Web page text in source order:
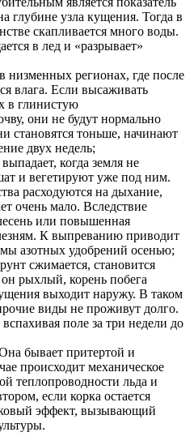
глубине узла кущения. Тогда в
скапливается много воды.
в лед и «разрывает»
низменных регионах, где после
влага. Если высаживать
в глинистую
они не будут нормально
становятся тоньше, начинают
двух недель;
когда земля не
и вегетируют уже под ним.
расходуются на дыхание,
очень мало. Вследствие
или повышенная
К выпреванию приводит
азотных удобрений осенью;
сжимается, становится
рыхлый, корень побега
выходит наружу. В таком
виды не проживут долго.
поле за три недели до
бывает притертой и
происходит механическое
теплопроводности льда и
если корка остается
эффект, вызывающий